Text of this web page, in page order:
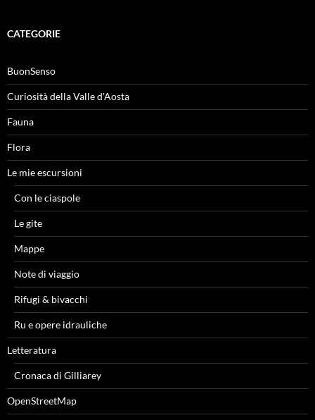
CATEGORIE
BuonSenso
Curiosità della Valle d'Aosta
Fauna
Flora
Le mie escursioni
Con le ciaspole
Le gite
Mappe
Note di viaggio
Rifugi & bivacchi
Ru e opere idrauliche
Letteratura
Cronaca di Gilliarey
OpenStreetMap